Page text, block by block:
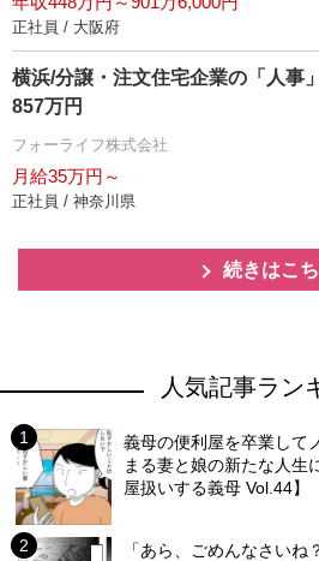
正社員 / 大阪府
横浜/分譲・注文住宅企業の「人事
857万円
フォーライフ株式会社
月給35万円～
正社員 / 神奈川県
続きはこ
人気記事ラン
義母の便利屋を卒業して
まる妻と娘の新たな人生
屋扱いする義母 Vol.44】
「あら、ごめんなさい